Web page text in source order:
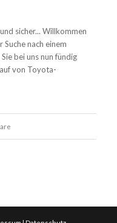
sicher... Willkommen
nach einem
bei uns nun fündig
von Toyota-